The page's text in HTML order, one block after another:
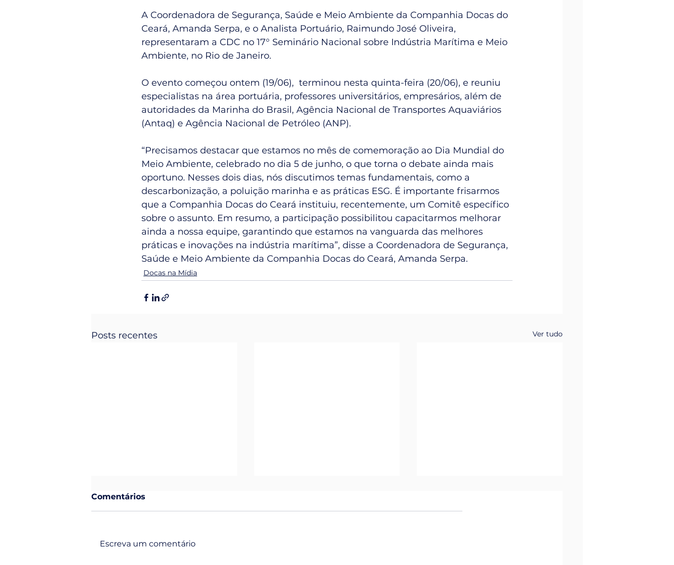
A Coordenadora de Segurança, Saúde e Meio Ambiente da Companhia Docas do
Ceará, Amanda Serpa, e o Analista Portuário, Raimundo José Oliveira,
representaram a CDC no 17° Seminário Nacional sobre Indústria Marítima e Meio
Ambiente, no Rio de Janeiro.
O evento começou ontem (19/06),  terminou nesta quinta-feira (20/06), e reuniu
especialistas na área portuária, professores universitários, empresários, além de
autoridades da Marinha do Brasil, Agência Nacional de Transportes Aquaviários
(Antaq) e Agência Nacional de Petróleo (ANP).
“Precisamos destacar que estamos no mês de comemoração ao Dia Mundial do
Meio Ambiente, celebrado no dia 5 de junho, o que torna o debate ainda mais
oportuno. Nesses dois dias, nós discutimos temas fundamentais, como a
descarbonização, a poluição marinha e as práticas ESG. É importante frisarmos
que a Companhia Docas do Ceará instituiu, recentemente, um Comitê específico
sobre o assunto. Em resumo, a participação possibilitou capacitarmos melhorar
ainda a nossa equipe, garantindo que estamos na vanguarda das melhores
práticas e inovações na indústria marítima”, disse a Coordenadora de Segurança,
Saúde e Meio Ambiente da Companhia Docas do Ceará, Amanda Serpa.
Docas na Mídia
Posts recentes Ver tudo
Comentários
Escreva um comentário